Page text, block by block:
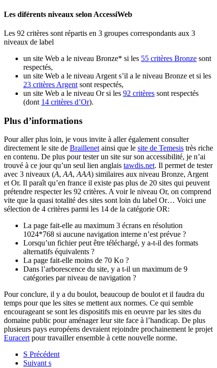
Les diférents niveaux selon AccessiWeb
Les 92 critères sont répartis en 3 groupes correspondants aux 3
niveaux de label
un site Web a le niveau Bronze* si les 55 critères Bronze sont
respectés,
un site Web a le niveau Argent s’il a le niveau Bronze et si les
23 critères Argent sont respectés,
un site Web a le niveau Or si les 92 critères sont respectés
(dont 14 critères d’Or).
Plus d’informations
Pour aller plus loin, je vous invite à aller également consulter
directement le site de Braillenet ainsi que le site de Temesis très riche
en contenu. De plus pour tester un site sur son accessibilité, je n’ai
trouvé à ce jour qu’un seul lien anglais tawdis.net. Il permet de tester
avec 3 niveaux (A, AA, AAA) similaires aux niveau Bronze, Argent
et Or. Il paraît qu’en france il existe pas plus de 20 sites qui peuvent
prétendre respecter les 92 critères. A voir le niveau Or, on comprend
vite que la quasi totalité des sites sont loin du label Or… Voici une
sélection de 4 critères parmi les 14 de la catégorie OR:
La page fait-elle au maximum 3 écrans en résolution
1024*768 si aucune navigation interne n’est prévue ?
Lorsqu’un fichier peut être téléchargé, y a-t-il des formats
alternatifs équivalents ?
La page fait-elle moins de 70 Ko ?
Dans l’arborescence du site, y a t-il un maximum de 9
catégories par niveau de navigation ?
Pour conclure, il y a du boulot, beaucoup de boulot et il faudra du
temps pour que les sites se mettent aux normes. Ce qui semble
encourageant se sont les dispositifs mis en oeuvre par les sites du
domaine public pour aménager leur site face à l’handicap. De plus
plusieurs pays européens devraient rejoindre prochainement le projet
Euracert pour travailler ensemble à cette nouvelle norme.
S Précédent
Suivant s